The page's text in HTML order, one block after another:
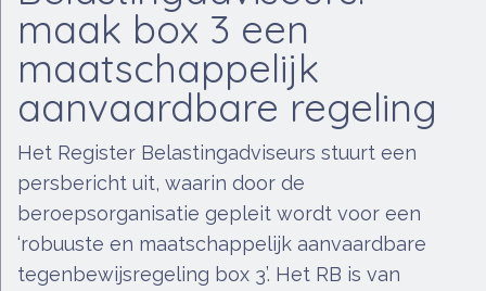
maak box 3 een
maatschappelijk
aanvaardbare regeling
Het Register Belastingadviseurs stuurt een
persbericht uit, waarin door de
beroepsorganisatie gepleit wordt voor een
‘robuuste en maatschappelijk aanvaardbare
tegenbewijsregeling box 3’. Het RB is van